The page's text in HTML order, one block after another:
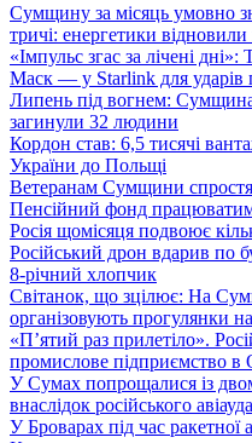
Сумщину за місяць умовно
тричі: енергетики
«Імпульс згас за лічені
Маск — у Starlink для
Липень під вогнем:
загинули 32 людини
Кордон став: 6,5 тисячі
України до Польщі
Ветеранам Сумщини
Пенсійний фонд
Росія щомісяця подвоює
Російський дрон вдарив по
8-річний хлопчик
Світанок, що зцілює: На
організовують прогулянки
«П’ятий раз прилетіло».
промислове підприємство в
У Сумах попрощалися із
внаслідок російського
У Броварах під час